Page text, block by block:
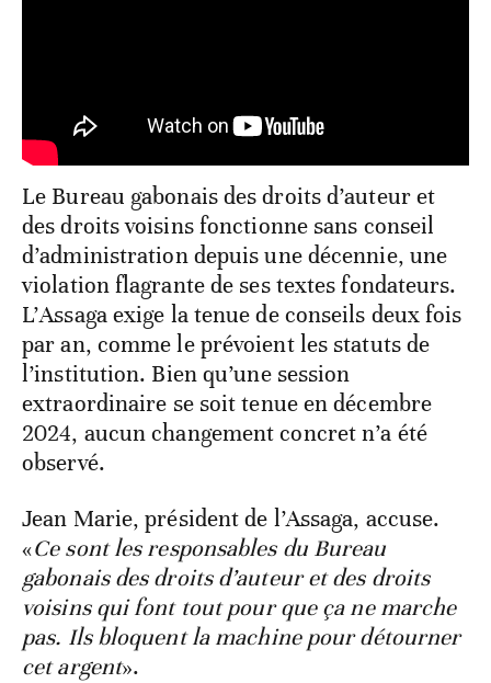
Le Bureau gabonais des droits d’auteur et
des droits voisins fonctionne sans conseil
d’administration depuis une décennie, une
violation flagrante de ses textes fondateurs.
L’Assaga exige la tenue de conseils deux fois
par an, comme le prévoient les statuts de
l’institution. Bien qu’une session
extraordinaire se soit tenue en décembre
2024, aucun changement concret n’a été
observé.
Jean Marie, président de l’Assaga, accuse.
«Ce sont les responsables du Bureau
gabonais des droits d’auteur et des droits
voisins qui font tout pour que ça ne marche
pas. Ils bloquent la machine pour détourner
cet argent».